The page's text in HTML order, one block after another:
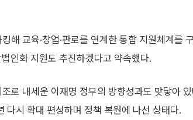
해 교육·창업·판로를 연계한 통합 지원체계를
인화 지원도 추진하겠다고 약속했다.
로 내세운 이재명 정부의 방향성과도 맞닿아
시 확대 편성하며 정책 복원에 나선 상태다.